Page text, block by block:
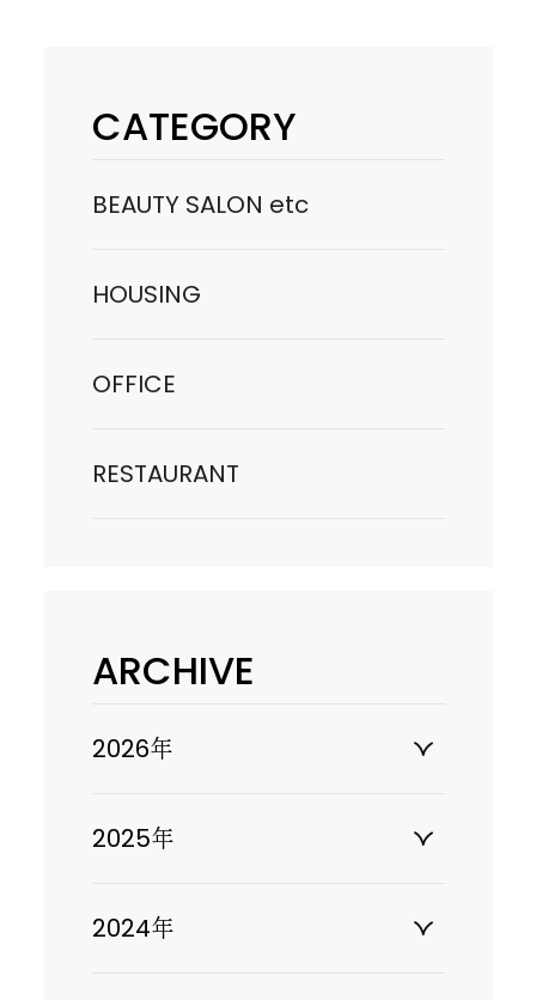
CATEGORY
BEAUTY SALON etc
HOUSING
OFFICE
RESTAURANT
ARCHIVE
2026年
2025年
2024年